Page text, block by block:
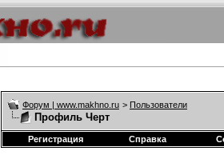
Форум | www.makhno.ru > Пользователи
Профиль Черт
Регистрация Справка